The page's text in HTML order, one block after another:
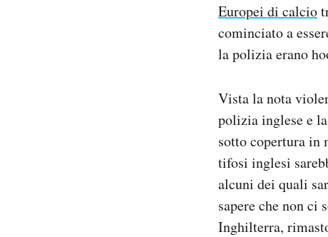
Europei di calcio
cominciato a
la polizia erano
Vista la nota
polizia inglese e
sotto copertura in
tifosi inglesi
alcuni dei quali
sapere che non
Inghilterra,